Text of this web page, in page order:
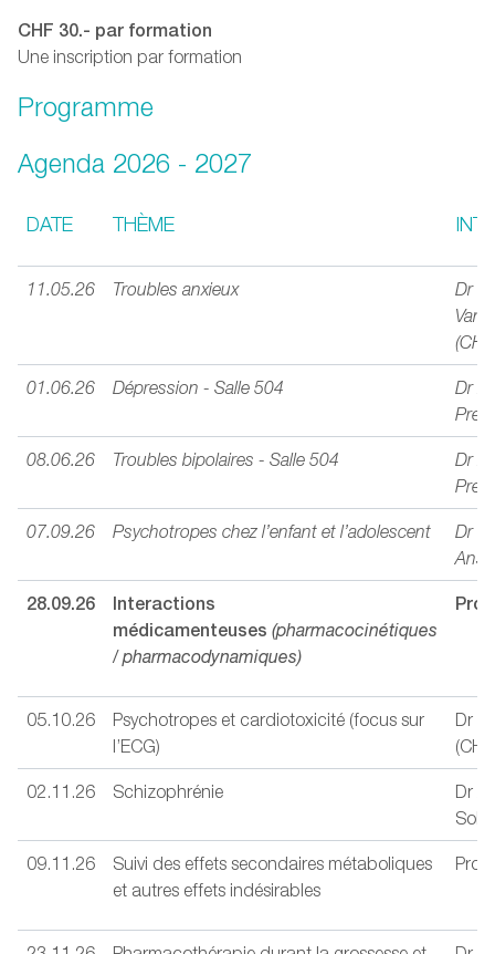
CHF 30.- par formation
Une inscription par formation
Programme
Agenda 2026 - 2027
DATE THÈME
11.05.26 Troubles anxieux
Dr
01.06.26 Dépression - Salle 504
Dr
08.06.26 Troubles bipolaires - Salle 504
Dr
07.09.26 Psychotropes chez l’enfant et l’adolescent
Dr
28.09.26
Interactions
médicamenteuses (pharmacocinétiques
/ pharmacodynamiques)
05.10.26
Psychotropes et cardiotoxicité (focus sur
l’ECG)
Dr
02.11.26 Schizophrénie
Dr
09.11.26
Suivi des effets secondaires métaboliques
et autres effets indésirables